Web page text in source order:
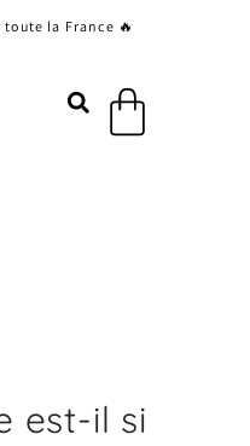
la France 🔥
Panier
est-il si